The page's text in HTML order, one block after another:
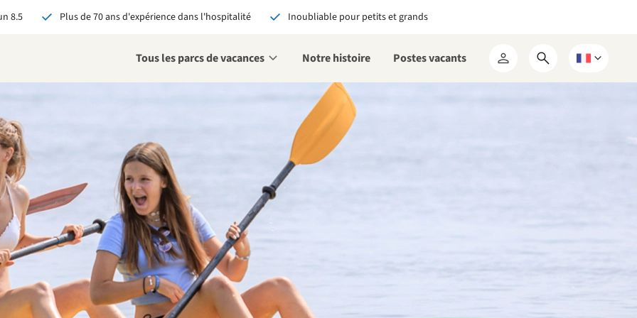
8.5 Plus de 70 ans d'expérience dans l'hospitalité Inoubliable pour petits et grands
Tous les parcs de vacances Notre histoire Postes vacants
Mon
RCN
Ouvrir
le
Choisissez
une
via RCN, vous
du meilleur prix
avantages exclusifs
contact personnalisé
tous les avantages